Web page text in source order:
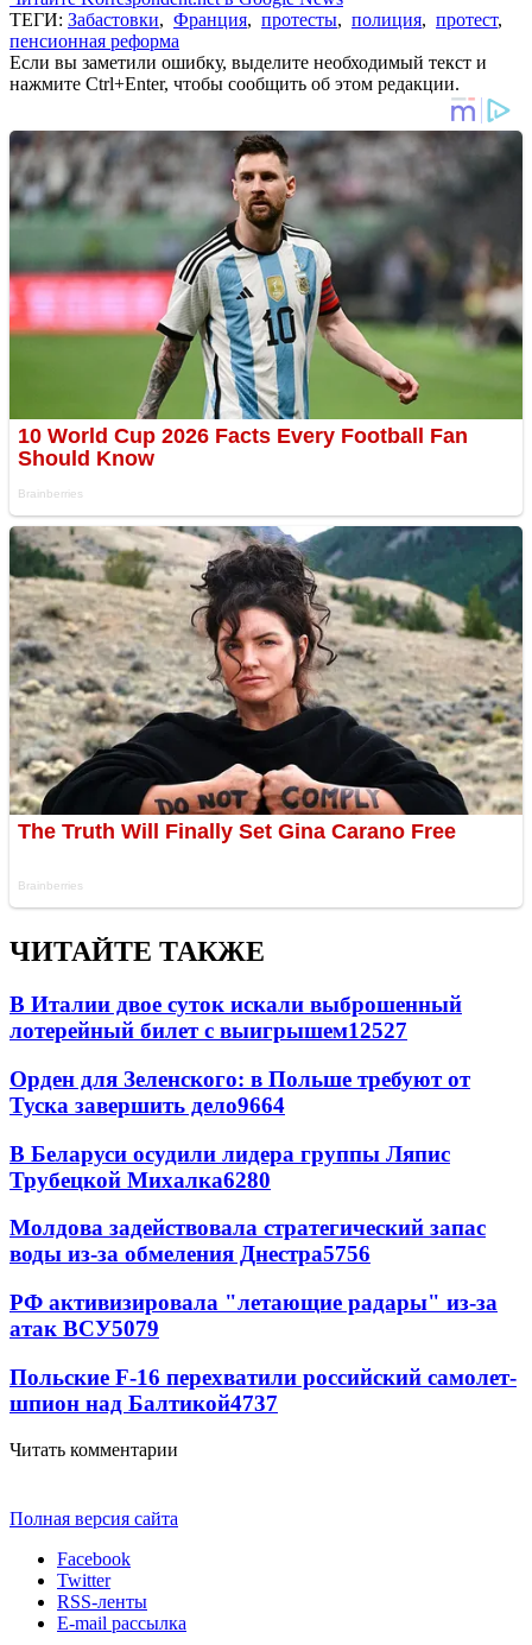
ТЕГИ: Забастовки, Франция, протесты, полиция, протест,
пенсионная реформа
Если вы заметили ошибку, выделите необходимый текст и
нажмите Ctrl+Enter, чтобы сообщить об этом редакции.
ЧИТАЙТЕ ТАКЖЕ
В Италии двое суток искали выброшенный
лотерейный билет с выигрышем12527
Орден для Зеленского: в Польше требуют от
Туска завершить дело9664
В Беларуси осудили лидера группы Ляпис
Трубецкой Михалка6280
Молдова задействовала стратегический запас
воды из-за обмеления Днестра5756
РФ активизировала "летающие радары" из-за
атак ВСУ5079
Польские F-16 перехватили российский самолет-
шпион над Балтикой4737
Читать комментарии
Полная версия сайта
Facebook
Twitter
RSS-ленты
E-mail рассылка